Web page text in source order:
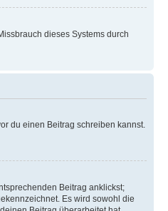
dieses Systems durch
du einen Beitrag schreiben kannst.
Beitrag anklickst;
Es wird sowohl die